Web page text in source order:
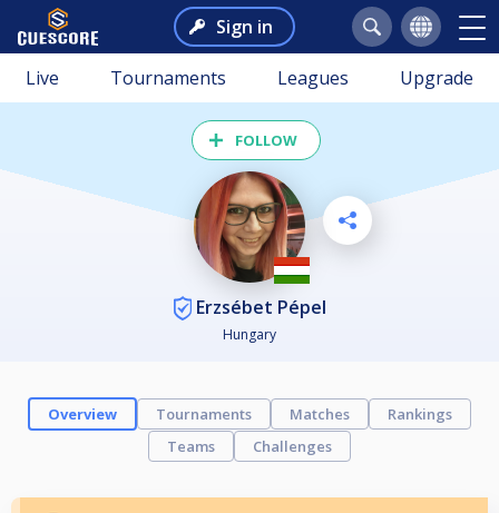
Sign in
Live Tournaments Leagues Upgrade
FOLLOW
Erzsébet Pépel
Hungary
Overview Tournaments Matches
Rankings
Teams
Challenges